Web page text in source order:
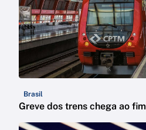
Brasil
Greve dos trens chega ao